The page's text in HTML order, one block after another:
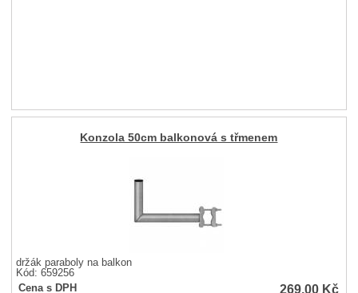
Konzola 50cm balkonová s třmenem
držák paraboly na balkon
Kód: 659256
Cena s DPH
269,00 Kč